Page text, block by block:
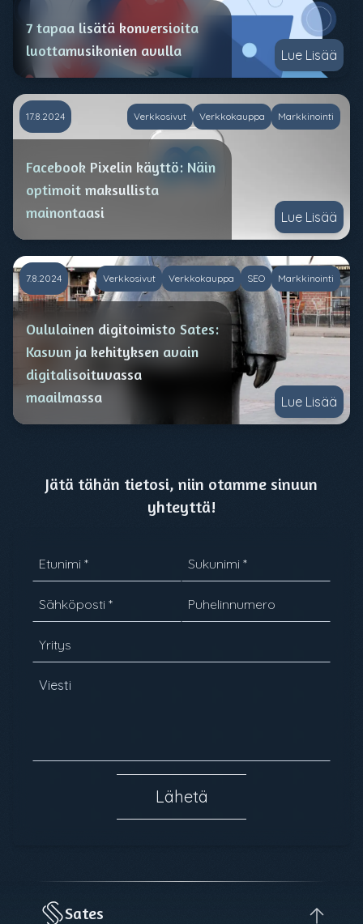
7 tapaa lisätä konversioita
luottamusikonien avulla
Lue Lisää
17.8.2024 Verkkosivut Verkkokauppa Markkinointi
Facebook Pixelin käyttö: Näin
optimoit maksullista
mainontaasi
Lue Lisää
7.8.2024 Verkkosivut Verkkokauppa SEO Markkinointi
Oululainen digitoimisto Sates:
Kasvun ja kehityksen avain
digitalisoituvassa
maailmassa
Lue Lisää
Jätä tähän tietosi, niin otamme sinuun
yhteyttä!
Etunimi * Sukunimi *
Sähköposti * Puhelinnumero
Yritys
Viesti
Lähetä
Sates